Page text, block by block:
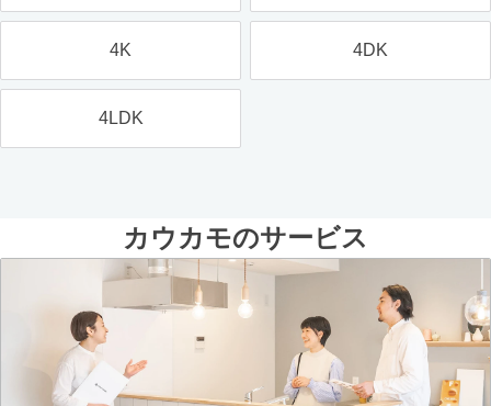
4K 4DK
4LDK
カウカモのサービス